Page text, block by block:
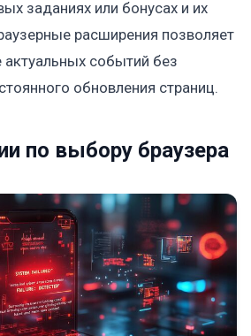
заданиях или бонусах и их
расширения позволяет
актуальных событий без
обновления страниц.
по выбору браузера